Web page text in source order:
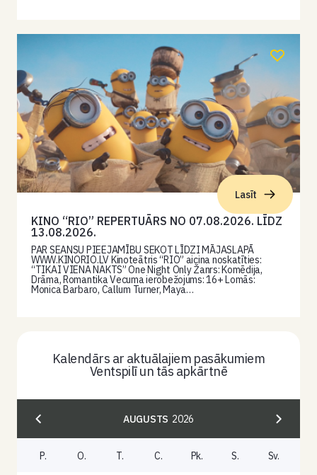
Lasīt
KINO “RIO” REPERTUĀRS NO 07.08.2026. LĪDZ
13.08.2026.
PAR SEANSU PIEEJAMĪBU SEKOT LĪDZI MĀJASLAPĀ
WWW.KINORIO.LV Kinoteātris “RIO” aicina noskatīties:
“TIKAI VIENA NAKTS” One Night Only Žanrs: Komēdija,
Drāma, Romantika Vecuma ierobežojums: 16+ Lomās:
Monica Barbaro, Callum Turner, Maya…
Kalendārs ar aktuālajiem pasākumiem
Ventspilī un tās apkārtnē
AUGUSTS 2026
P. O. T. C. Pk. S. Sv.